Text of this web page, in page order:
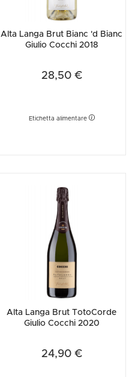
Alta Langa Brut Bianc 'd Bianc
Giulio Cocchi 2018
28,50 €
Etichetta alimentare
Alta Langa Brut TotoCorde
Giulio Cocchi 2020
24,90 €